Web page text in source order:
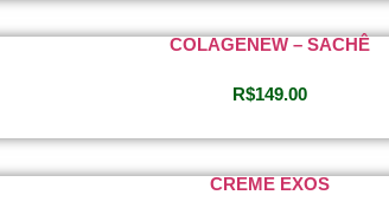
COLAGENEW – SACHÊ
R$149.00
CREME EXOS